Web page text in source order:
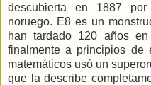
descubierta en 1887
noruego. E8 es un
han tardado 120 años
finalmente a principios de
matemáticos usó un
que la describe